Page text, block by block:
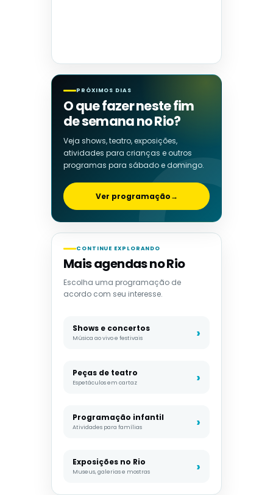
PRÓXIMOS DIAS
O que fazer neste fim
de semana no Rio?
Veja shows, teatro, exposições,
atividades para crianças e outros
programas para sábado e domingo.
Ver programação→
CONTINUE EXPLORANDO
Mais agendas no Rio
Escolha uma programação de
acordo com seu interesse.
Shows e concertos
Música ao vivo e festivais
Peças de teatro
Espetáculos em cartaz
Programação infantil
Atividades para famílias
Exposições no Rio
Museus, galerias e mostras